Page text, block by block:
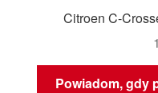
Citroen C-
Powiadom, gdy